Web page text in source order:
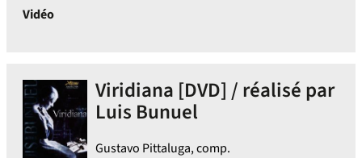
Vidéo
Viridiana [DVD] / réalisé par
Luis Bunuel
Gustavo Pittaluga, comp.